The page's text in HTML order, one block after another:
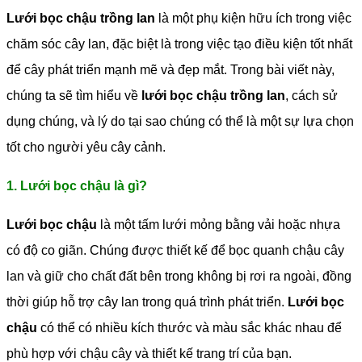
Lưới bọc chậu trồng lan là một phụ kiện hữu ích trong việc
chăm sóc cây lan, đặc biệt là trong việc tạo điều kiện tốt nhất
để cây phát triển mạnh mẽ và đẹp mắt. Trong bài viết này,
chúng ta sẽ tìm hiểu về lưới bọc chậu trồng lan, cách sử
dụng chúng, và lý do tại sao chúng có thể là một sự lựa chọn
tốt cho người yêu cây cảnh.
1. Lưới bọc chậu là gì?
Lưới bọc chậu là một tấm lưới mỏng bằng vải hoặc nhựa
có độ co giãn. Chúng được thiết kế để bọc quanh chậu cây
lan và giữ cho chất đất bên trong không bị rơi ra ngoài, đồng
thời giúp hỗ trợ cây lan trong quá trình phát triển. Lưới bọc
chậu có thể có nhiều kích thước và màu sắc khác nhau để
phù hợp với chậu cây và thiết kế trang trí của bạn.